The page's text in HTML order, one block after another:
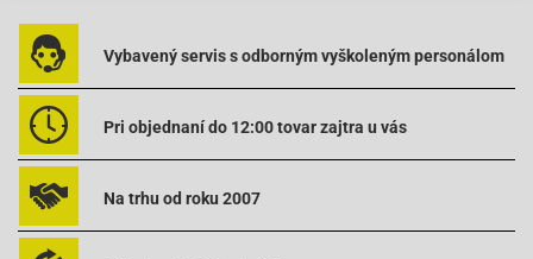
Vybavený servis s odborným vyškoleným personálom
Pri objednaní do 12:00 tovar zajtra u vás
Na trhu od roku 2007